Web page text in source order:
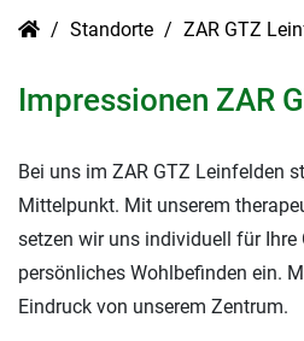
Standorte ZAR GTZ
Impressionen ZAR
Bei uns im ZAR GTZ Leinfelden
Mittelpunkt. Mit unserem
setzen wir uns individuell für Ihre
persönliches Wohlbefinden ein.
Eindruck von unserem Zentrum.